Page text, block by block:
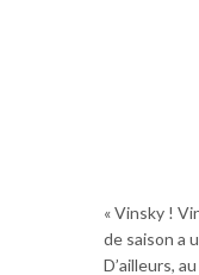
« Vinsky !
de saison a
D’ailleurs,